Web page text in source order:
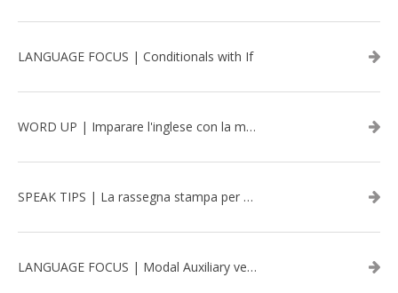
LANGUAGE FOCUS | Conditionals with If
WORD UP | Imparare l'inglese con la musica: David Bowie
SPEAK TIPS | La rassegna stampa per migliorare l’inglese - aprile 2026
LANGUAGE FOCUS | Modal Auxiliary verbs in the past